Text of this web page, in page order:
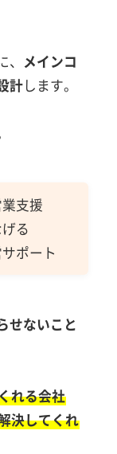
メインコ
計します。
支援
る
ポート
せないこと
れる会社
決してくれ